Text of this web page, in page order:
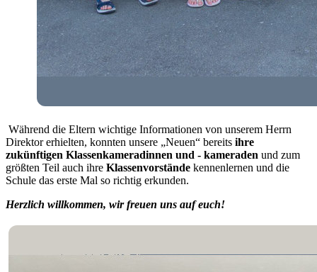
Während die Eltern wichtige Informationen von unserem Herrn
Direktor erhielten, konnten unsere „Neuen“ bereits ihre
zukünftigen Klassenkameradinnen und - kameraden und zum
größten Teil auch ihre Klassenvorstände kennenlernen und die
Schule das erste Mal so richtig erkunden.
Herzlich willkommen, wir freuen uns auf euch!